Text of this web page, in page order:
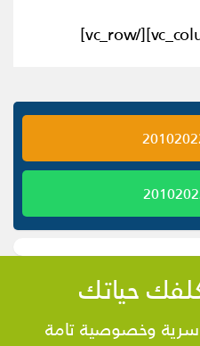
حياتك
وخصوصية تامة